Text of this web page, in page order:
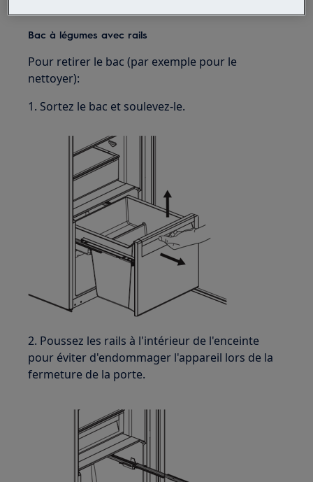
Bac à légumes avec rails
Pour retirer le bac (par exemple pour le
nettoyer):
1. Sortez le bac et soulevez-le.
2. Poussez les rails à l'intérieur de l'enceinte
pour éviter d'endommager l'appareil lors de la
fermeture de la porte.